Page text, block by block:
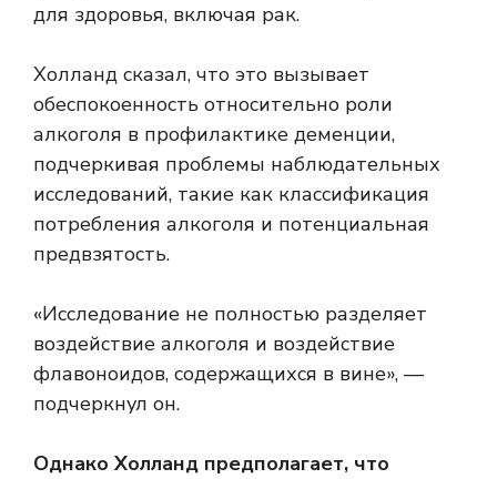
для здоровья, включая рак.
Холланд сказал, что это вызывает
обеспокоенность относительно роли
алкоголя в профилактике деменции,
подчеркивая проблемы наблюдательных
исследований, такие как классификация
потребления алкоголя и потенциальная
предвзятость.
«Исследование не полностью разделяет
воздействие алкоголя и воздействие
флавоноидов, содержащихся в вине», —
подчеркнул он.
Однако Холланд предполагает, что